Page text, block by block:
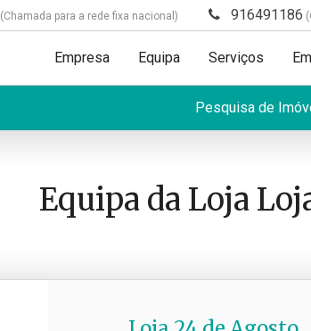
(Chamada para a rede fixa nacional) 916491186
Empresa Equipa Serviços
Pesquisa de
Equipa da Loja